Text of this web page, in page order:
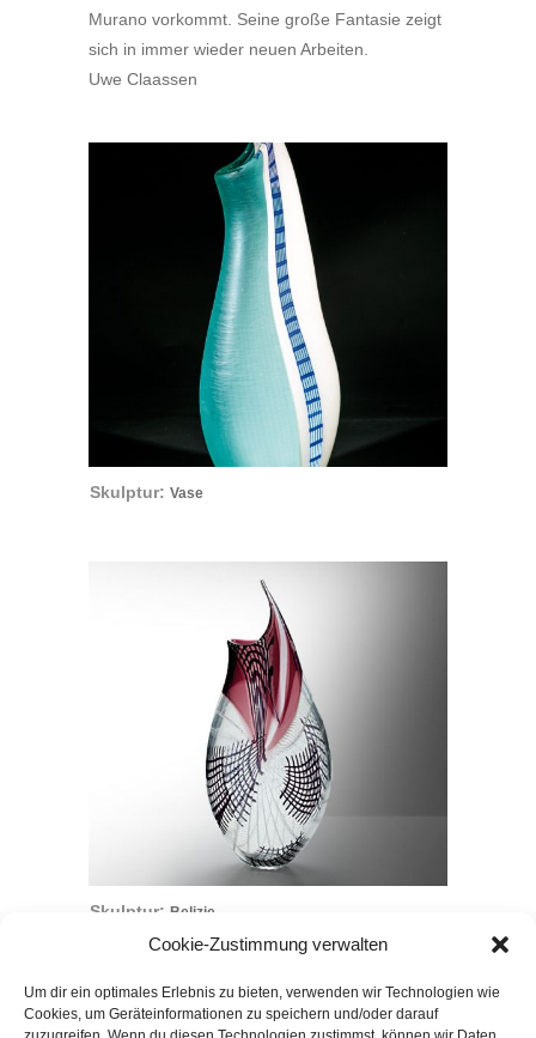
Cookie-Zustimmung verwalten
Um dir ein optimales Erlebnis zu bieten, verwenden wir Technologien wie
Cookies, um Geräteinformationen zu speichern und/oder darauf
Murano vorkommt. Seine große Fantasie zeigt
sich in immer wieder neuen Arbeiten.
Uwe Claassen
Skulptur: Vase
Skulptur: Belizie
ACHILLES-STIFTUNG